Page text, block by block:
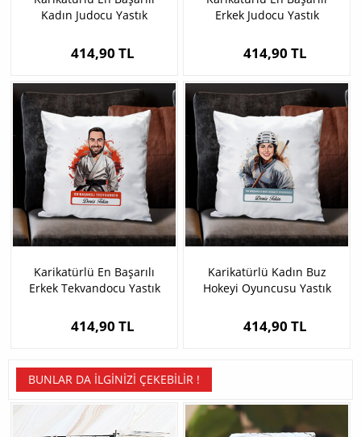
Kadın Judocu Yastık
414,90 TL
Erkek Judocu Yastık
414,90 TL
Karikatürlü En Başarılı
Erkek Tekvandocu Yastık
414,90 TL
Karikatürlü Kadın Buz
Hokeyi Oyuncusu Yastık
414,90 TL
BUNLAR DA İLGINIZI ÇEKEBILIR !